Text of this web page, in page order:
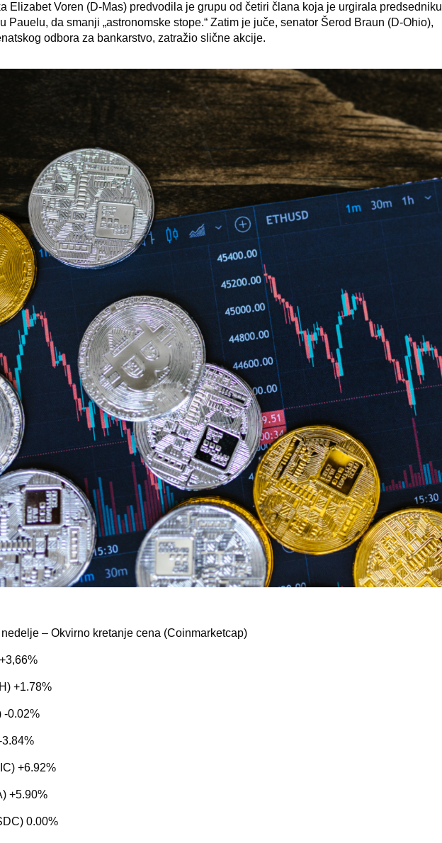
Elizabet Voren (D-Mas) predvodila je grupu od četiri člana koja je urgirala predsedniku
Pauelu, da smanji „astronomske stope.“ Zatim je juče, senator Šerod Braun (D-Ohio),
odbora za bankarstvo, zatražio slične akcije.
– Okvirno kretanje cena (Coinmarketcap)
+3,66%
+1.78%
-0.02%
3.84%
+6.92%
+5.90%
0.00%